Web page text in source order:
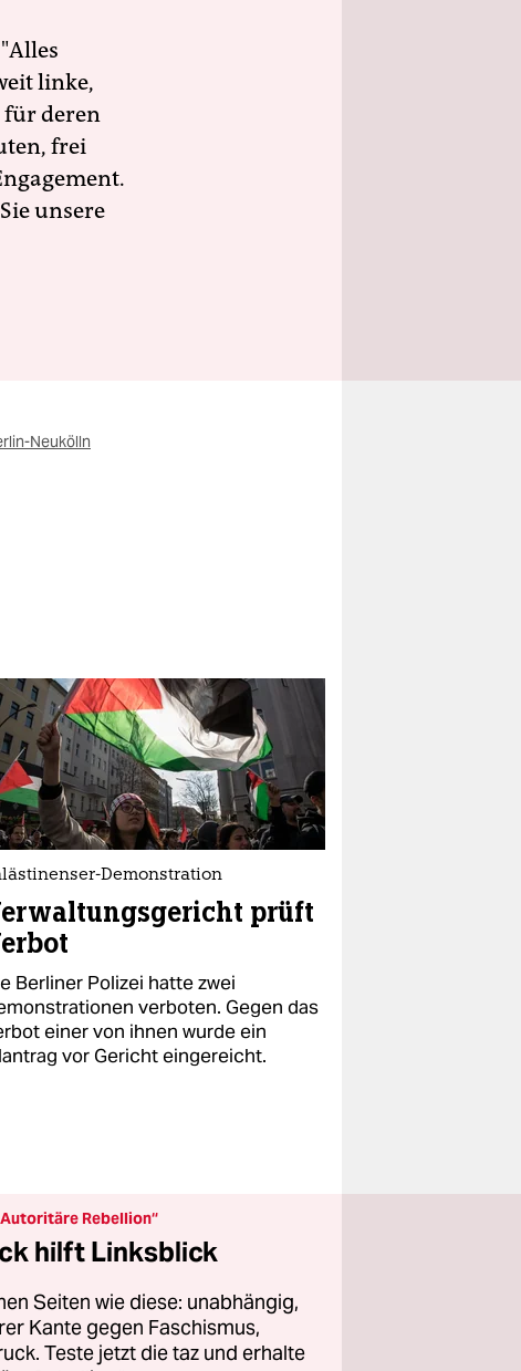
linke,
für deren
frei
unsere
Neukölln
Demonstration
prüft
Berliner Polizei hatte zwei
verboten. Gegen das
einer von ihnen wurde ein
vor Gericht eingereicht.
Rebellion“
hilft Linksblick
Seiten wie diese: unabhängig,
Kante gegen Faschismus,
Teste jetzt die taz und erhalte